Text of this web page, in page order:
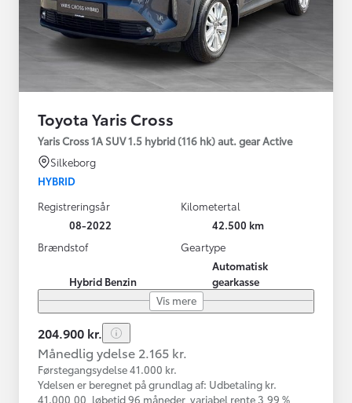
Toyota Yaris Cross
Yaris Cross 1A SUV 1.5 hybrid (116 hk) aut. gear Active
Silkeborg
HYBRID
Registreringsår
08-2022
Kilometertal
42.500 km
Brændstof
Hybrid Benzin
Geartype
Automatisk
gearkasse
Vis mere
204.900 kr.
Månedlig ydelse 2.165 kr.
Førstegangsydelse 41.000 kr.
Ydelsen er beregnet på grundlag af: Udbetaling kr.
41.000,00, løbetid 96 måneder, variabel rente 3,99 %,